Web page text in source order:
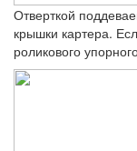
Отверткой
крышки картера.
роликового